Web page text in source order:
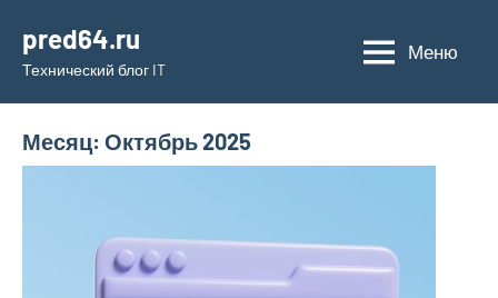
содержимому
pred64.ru
Технический блог IT
Меню
Месяц: Октябрь 2025